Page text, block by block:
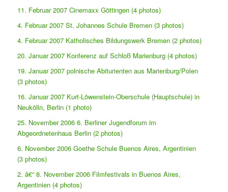
11. Februar 2007 Cinemaxx Göttingen (4 photos)
4. Februar 2007 St. Johannes Schule Bremen (3 photos)
4. Februar 2007 Katholisches Bildungswerk Bremen (2 photos)
20. Januar 2007 Konferenz auf Schloß Marienburg (4 photos)
19. Januar 2007 polnische Abiturienten aus Marienburg/Polen
(3 photos)
16. Januar 2007 Kurt-Löwenstein-Oberschule (Hauptschule) in
Neukölln, Berlin (1 photo)
25. November 2006 6. Berliner Jugendforum im
Abgeordnetenhaus Berlin (2 photos)
6. November 2006 Goethe Schule Buenos Aires, Argentinien
(3 photos)
2. â€“ 8. November 2006 Filmfestivals in Buenos Aires,
Argentinien (4 photos)